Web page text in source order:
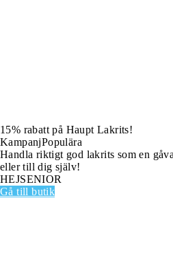
15% rabatt på Haupt Lakrits!
KampanjPopulära
Handla riktigt god lakrits som en
eller till dig själv!
HEJSENIOR
Gå till butik